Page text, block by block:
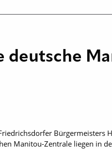
deutsche
Bürgermeisters
Manitou-Zentrale liegen in